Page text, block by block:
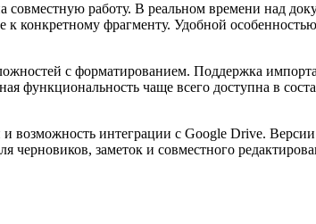
работу. В реальном времени над
фрагменту. Удобной особенностью
с форматированием. Поддержка
чаще всего доступна в
интеграции с Google Drive.
заметок и совместного